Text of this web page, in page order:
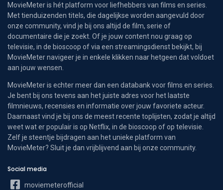
MovieMeter is hét platform voor liefhebbers van films en series.
Met tienduizenden titels, die dagelijkse worden aangevuld door
onze community, vind je bij ons altijd de film, serie of
documentaire die je zoekt. Of je jouw content nou graag op
televisie, in de bioscoop of via een streamingsdienst bekijkt, bij
MovieMeter navigeer je in enkele klikken naar hetgeen dat voldoet
aan jouw wensen.
MovieMeter is echter meer dan een databank voor films en series.
Je bent bij ons tevens aan het juiste adres voor het laatste
filmnieuws, recensies en informatie over jouw favoriete acteur.
Daarnaast vind je bij ons de meest recente toplijsten, zodat je altijd
weet wat er populair is op Netflix, in de bioscoop of op televisie.
Zelf je steentje bijdragen aan het unieke platform van
MovieMeter? Sluit je dan vrijblijvend aan bij onze community.
Social media
moviemeterofficial